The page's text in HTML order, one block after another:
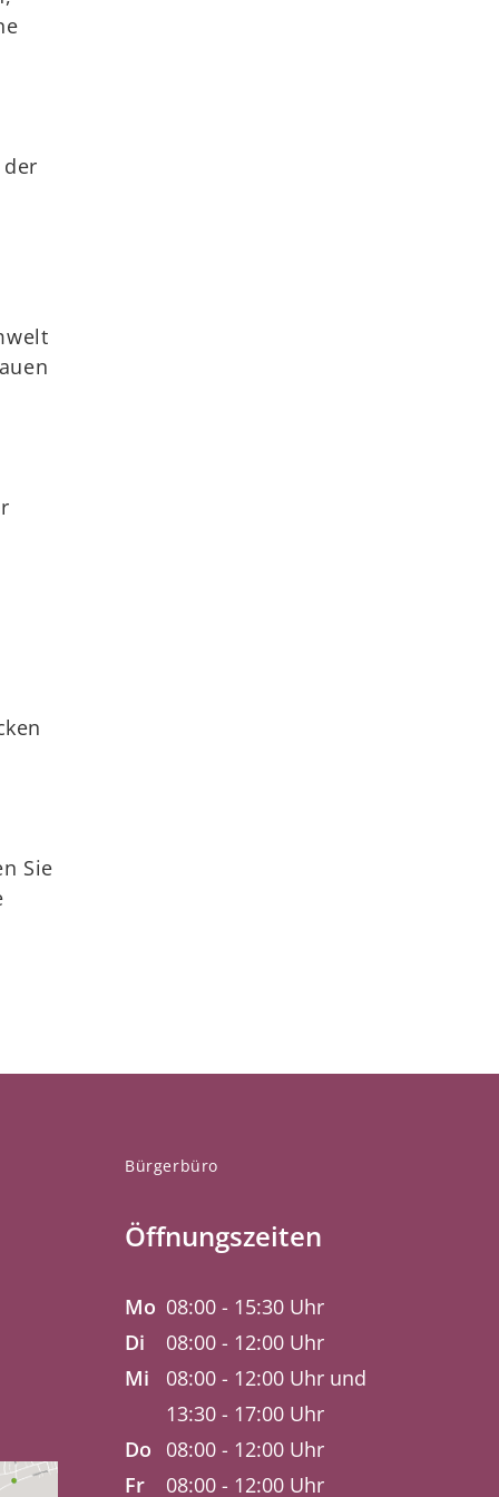
Sie
Bürgerbüro
Öffnungszeiten
Mo 08:00 - 15:30 Uhr
Di
08:00 - 12:00 Uhr
Mi
08:00 - 12:00 Uhr und
13:30 - 17:00 Uhr
Do
08:00 - 12:00 Uhr
Fr
08:00 - 12:00 Uhr